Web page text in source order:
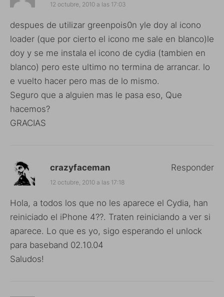
12 octubre, 2010 a las 17:03
despues de utilizar greenpois0n yle doy al icono
loader (que por cierto el icono me sale en blanco)le
doy y se me instala el icono de cydia (tambien en
blanco) pero este ultimo no termina de arrancar. lo
e vuelto hacer pero mas de lo mismo.
Seguro que a alguien mas le pasa eso, Que
hacemos?
GRACIAS
crazyfaceman
12 octubre, 2010 a las 17:18
Hola, a todos los que no les aparece el Cydia, han
reiniciado el iPhone 4??. Traten reiniciando a ver si
aparece. Lo que es yo, sigo esperando el unlock
para baseband 02.10.04
Saludos!
Responder